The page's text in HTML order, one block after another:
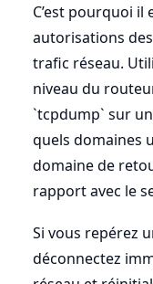
C’est pourquoi il
autorisations
trafic réseau.
niveau du
`tcpdump` sur
quels domaines
domaine de
rapport avec le
Si vous repérez
déconnectez